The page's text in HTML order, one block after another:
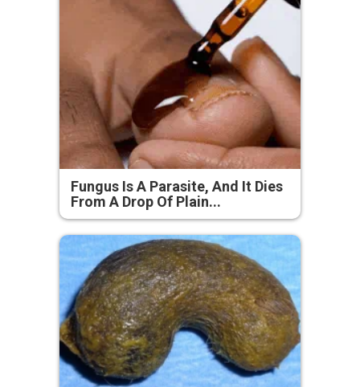
Fungus Is A Parasite, And It Dies
From A Drop Of Plain...